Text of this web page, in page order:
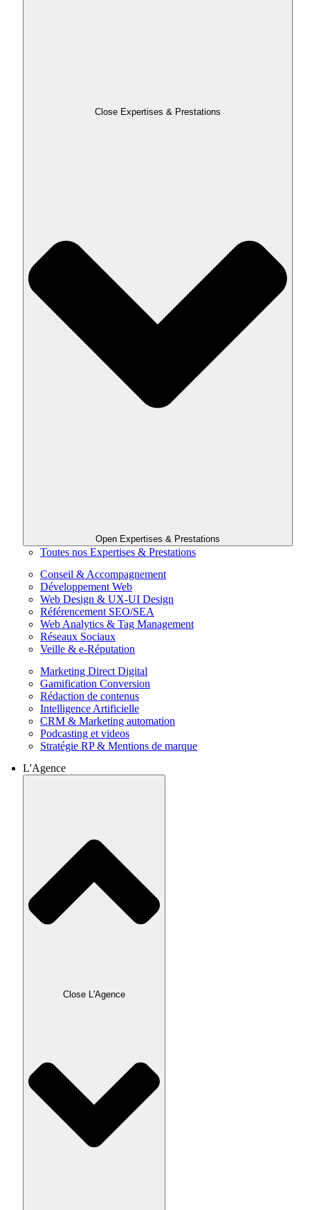
Close Expertises & Prestations
Open Expertises & Prestations
Toutes nos Expertises & Prestations
Conseil & Accompagnement
Développement Web
Web Design & UX-UI Design
Référencement SEO/SEA
Web Analytics & Tag Management
Réseaux Sociaux
Veille & e-Réputation
Marketing Direct Digital
Gamification Conversion
Rédaction de contenus
Intelligence Artificielle
CRM & Marketing automation
Podcasting et videos
Stratégie RP & Mentions de marque
L'Agence
Close L'Agence